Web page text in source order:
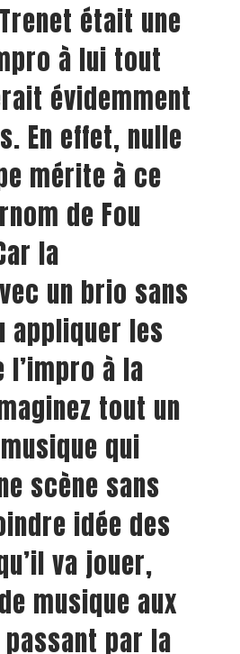
était une
à lui tout
évidemment
En effet, nulle
mérite à ce
de Fou
la
un brio sans
appliquer les
l’impro à la
tout un
qui
scène sans
idée des
va jouer,
musique aux
par la